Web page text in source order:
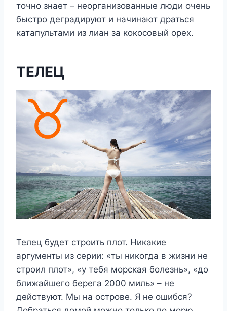
точно знает – неорганизованные люди очень
быстро деградируют и начинают драться
катапультами из лиан за кокосовый орех.
ТЕЛЕЦ
Телец будет строить плот. Никакие
аргументы из серии: «ты никогда в жизни не
строил плот», «у тебя морская болезнь», «до
ближайшего берега 2000 миль» – не
действуют. Мы на острове. Я не ошибся?